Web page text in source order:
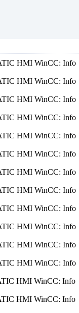
HMI WinCC: Info
HMI WinCC: Info
HMI WinCC: Info
HMI WinCC: Info
HMI WinCC: Info
HMI WinCC: Info
HMI WinCC: Info
HMI WinCC: Info
HMI WinCC: Info
HMI WinCC: Info
HMI WinCC: Info
HMI WinCC: Info
HMI WinCC: Info
HMI WinCC: Info